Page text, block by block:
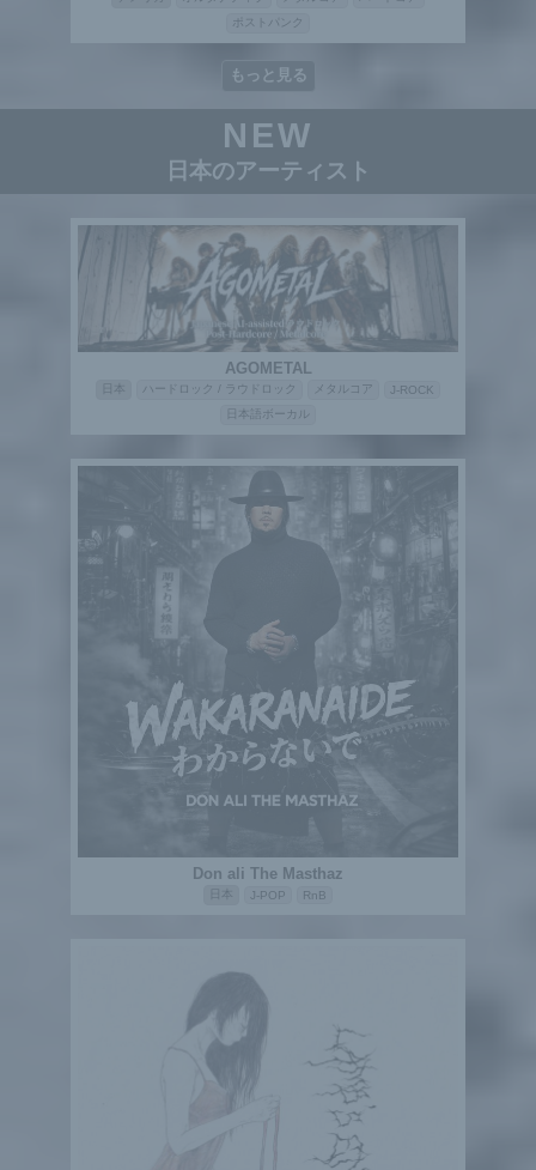
ポストパンク
もっと見る
NEW
日本のアーティスト
AGOMETAL
ハードロック / ラウドロック メタルコア
J-ROCK
日本語ボーカル
Don ali The Masthaz
J-POP RnB